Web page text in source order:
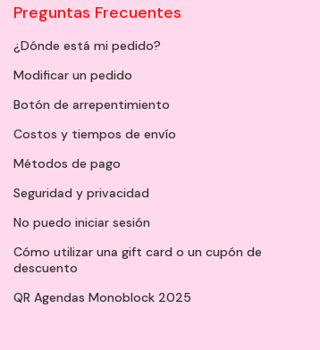
Preguntas Frecuentes
¿Dónde está mi pedido?
Modificar un pedido
Botón de arrepentimiento
Costos y tiempos de envío
Métodos de pago
Seguridad y privacidad
No puedo iniciar sesión
Cómo utilizar una gift card o un cupón de
descuento
QR Agendas Monoblock 2025